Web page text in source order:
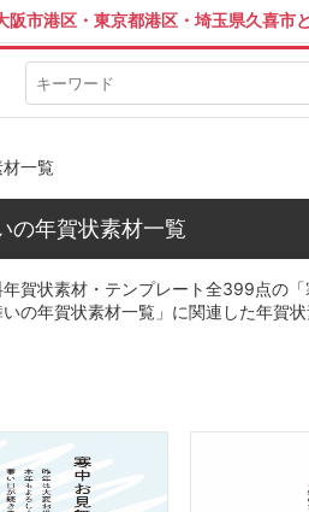
阪市港区・東京都港区・埼玉県久喜市
一覧
の年賀状素材一覧
賀状素材・テンプレート全399点の
の年賀状素材一覧」に関連した年賀